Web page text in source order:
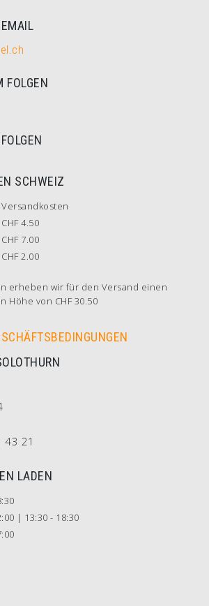
FOLGEN
SCHWEIZ
Versandkosten
CHF 4.50
CHF 7.00
CHF 2.00
erheben wir für den Versand einen
Höhe von CHF 30.50
43 21
LADEN
| 13:30 - 18:30